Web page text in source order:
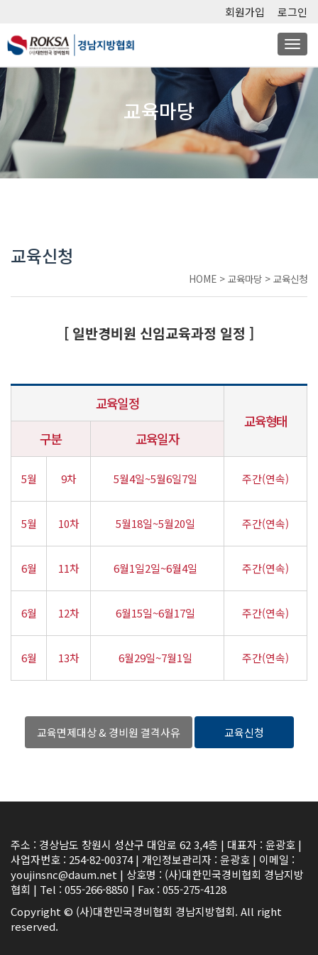
회원가입 로그인
교육마당
교육신청
HOME > 교육마당 > 교육신청
[ 일반경비원 신임교육과정 일정 ]
교육일정
교육형태
구분
교육일자
5월 9차 5월4일~5월6일7일 주간(연속)
5월 10차 5월18일~5월20일 주간(연속)
6월 11차 6월1일2일~6월4일 주간(연속)
6월 12차 6월15일~6월17일 주간(연속)
6월 13차 6월29일~7월1일 주간(연속)
교육면제대상 & 경비원 결격사유 교육신청
주소 : 경상남도 창원시 성산구 대암로 62 3,4층 | 대표자 : 윤광호 |
사업자번호 : 254-82-00374 | 개인정보관리자 : 윤광호 | 이메일 :
youjinsnc@daum.net | 상호명 : (사)대한민국경비협회 경남지방
협회 | Tel : 055-266-8850 | Fax : 055-275-4128
Copyright © (사)대한민국경비협회 경남지방협회. All right
reserved.